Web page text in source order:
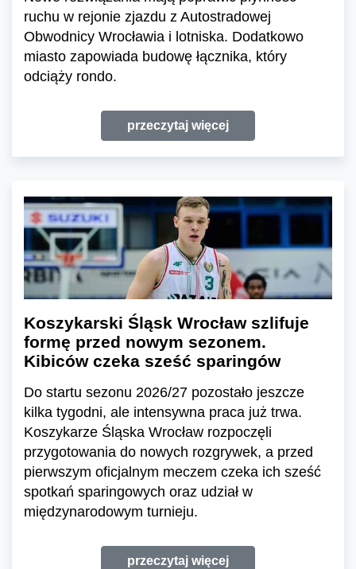
ruchu w rejonie zjazdu z Autostradowej
Obwodnicy Wrocławia i lotniska. Dodatkowo
miasto zapowiada budowę łącznika, który
odciąży rondo.
przeczytaj więcej
Koszykarski Śląsk Wrocław szlifuje
formę przed nowym sezonem.
Kibiców czeka sześć sparingów
Do startu sezonu 2026/27 pozostało jeszcze
kilka tygodni, ale intensywna praca już trwa.
Koszykarze Śląska Wrocław rozpoczęli
przygotowania do nowych rozgrywek, a przed
pierwszym oficjalnym meczem czeka ich sześć
spotkań sparingowych oraz udział w
międzynarodowym turnieju.
przeczytaj więcej